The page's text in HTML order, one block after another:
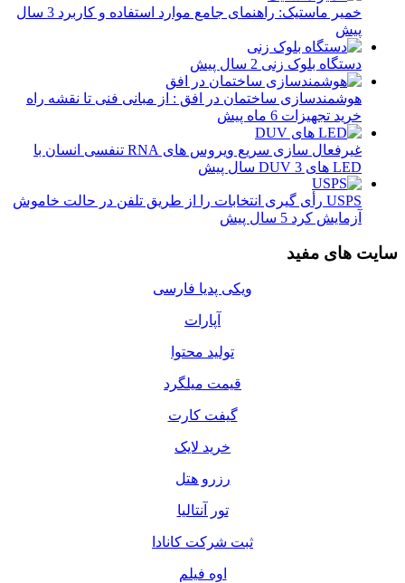
خمیر ماستیک: راهنمای جامع موارد استفاده و کاربرد
3 سال
پیش
دستگاه بلوک زنی 2 سال پیش
هوشمندسازی ساختمان در افق : از مبانی فنی تا نقشه راه
خرید تجهیزات 6 ماه پیش
غیرفعال سازی سریع ویروس های RNA تنفسی انسان با
LED های DUV
3 سال پیش
USPS رأی گیری انتخابات را از طریق تلفن در حالت خاموش
آزمایش کرد 5 سال پیش
سایت های مفید
ویکی پدیا فارسی
آپارات
تولید محتوا
قیمت میلگرد
گیفت کارت
خرید لایک
رزرو هتل
تور آنتالیا
ثبت شرکت کانادا
اوه فیلم